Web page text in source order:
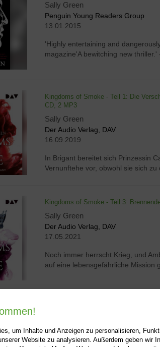
Sally Green
Penguin Young Readers Group
13.01.2015
'Highly entertaining and
magazine'A bewitching new thriller.'
Kingdoms of Smoke - Teil 1: Die
CD, 2 MP3
Sally Green
Der Audio Verlag, DAV
16.09.2019
In Brigant bereitet sich Prinzessin
Vernunftehe vor, obwohl sie sich zu
Kingdoms of Smoke - Teil 3:
Sally Green
Der Audio Verlag, DAV
17.05.2021
Noch immer herrscht Krieg, und
auf eine lebensgefährliche Mission
um Inhalte und Anzeigen zu personalisieren,
Website zu analysieren. Außerdem geben wir